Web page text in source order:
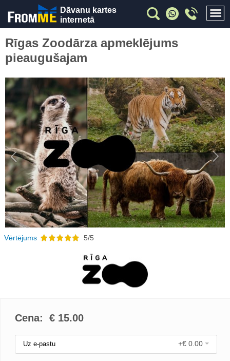
Dāvanu kartes
internetā
Rīgas Zoodārza apmeklējums
pieaugušajam
Previous
Vērtējums 5/5
Cena: € 15.00
Uz e-pastu +€ 0.00